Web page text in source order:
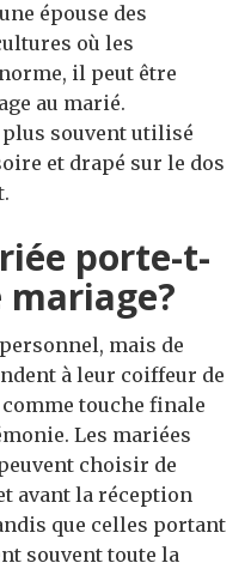
épouse des
où les
il peut être
au marié.
souvent utilisé
et drapé sur le dos
porte-t-
mais de
à leur coiffeur de
touche finale
Les mariées
choisir de
avant la réception
que celles portant
souvent toute la